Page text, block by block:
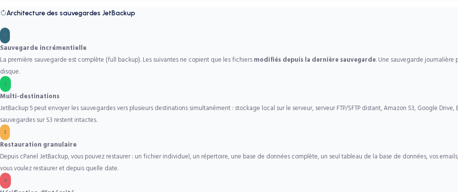
Architecture des sauvegardes JetBackup
1
Sauvegarde incrémentielle
La première sauvegarde est complète (full backup). Les suivantes ne copient que les fichiers modifiés depuis la dernière sauvegarde. Une sauvegarde
disque.
2
Multi-destinations
JetBackup 5 peut envoyer les sauvegardes vers plusieurs destinations simultanément : stockage local sur le serveur, serveur FTP/SFTP distant, Amazon S3, Google
sauvegardes sur S3 restent intactes.
3
Restauration granulaire
Depuis cPanel JetBackup, vous pouvez restaurer : un fichier individuel, un répertoire, une base de données complète, un seul tableau de la base de données, vos
vous voulez restaurer et depuis quelle date.
4